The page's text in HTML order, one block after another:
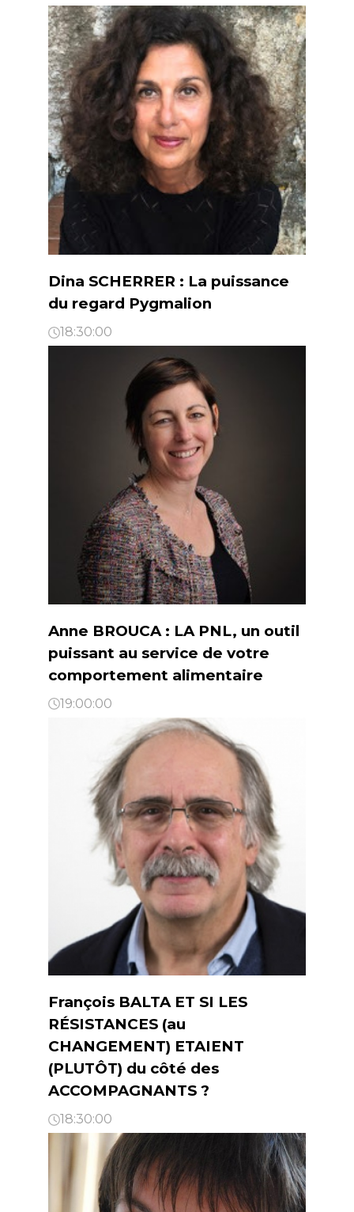
Dina SCHERRER : La puissance
du regard Pygmalion
18:30:00
Anne BROUCA : LA PNL, un outil
puissant au service de votre
comportement alimentaire
19:00:00
François BALTA ET SI LES
RÉSISTANCES (au
CHANGEMENT) ETAIENT
(PLUTÔT) du côté des
ACCOMPAGNANTS ?
18:30:00